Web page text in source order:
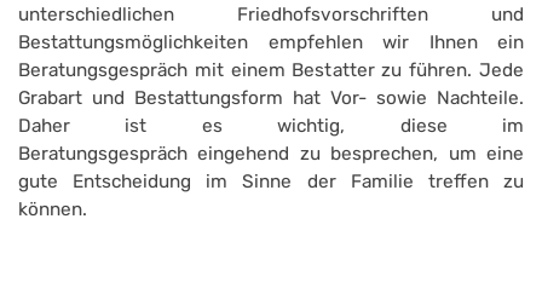
unterschiedlichen Friedhofsvorschriften und
Bestattungsmöglichkeiten empfehlen wir Ihnen ein
Beratungsgespräch mit einem Bestatter zu führen. Jede
Grabart und Bestattungsform hat Vor- sowie Nachteile.
Daher ist es wichtig, diese im
Beratungsgespräch eingehend zu besprechen, um eine
gute Entscheidung im Sinne der Familie treffen zu
können.